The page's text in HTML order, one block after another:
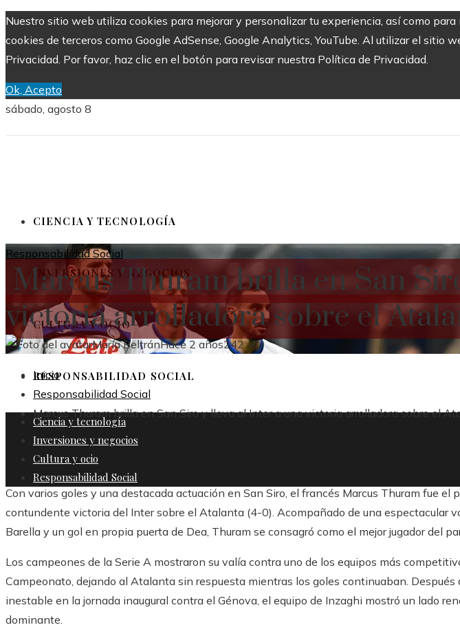
Nuestro sitio web utiliza cookies para mejorar y personalizar tu experiencia, así como
cookies de terceros como Google AdSense, Google Analytics, YouTube. Al utilizar el sitio
Privacidad. Por favor, haz clic en el botón para revisar nuestra Política de Privacidad.
Ok, Acepto
sábado, agosto 8
CIENCIA Y TECNOLOGÍA
INVERSIONES Y NEGOCIOS
CULTURA Y OCIO
RESPONSABILIDAD SOCIAL
Ciencia y tecnología
Inversiones y negocios
Cultura y ocio
Responsabilidad Social
Responsabilidad Social
Marcus Thuram brilla en San
victoria arrolladora sobre el
María BeltránHace 2 años242
Inicio
Responsabilidad Social
Marcus Thuram brilla en San Siro y lleva al Inter a una victoria arrolladora sobre el
Con varios goles y una destacada actuación en San Siro, el francés Marcus Thuram fue el
contundente victoria del Inter sobre el Atalanta (4-0). Acompañado de una espectacular
Barella y un gol en propia puerta de Dea, Thuram se consagró como el mejor jugador del
Los campeones de la Serie A mostraron su valía contra uno de los equipos más
Campeonato, dejando al Atalanta sin respuesta mientras los goles continuaban. Después
inestable en la jornada inaugural contra el Génova, el equipo de Inzaghi mostró un lado
dominante.